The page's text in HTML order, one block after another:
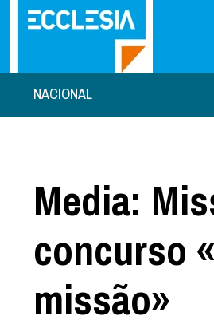
NACIONAL
Media:
concurso
missão»